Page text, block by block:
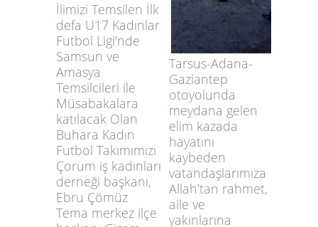
İlimizi Temsilen İlk
defa U17 Kadınlar
Futbol Ligi'nde
Samsun ve
Amasya
Temsilcileri ile
Müsabakalara
katılacak Olan
Buhara Kadın
Futbol Takımımızı
Çorum iş kadınları
derneği başkanı,
Ebru Çömüz
Tema merkez ilçe
Tarsus-Adana-
Gaziantep
otoyolunda
meydana gelen
elim kazada
hayatını
kaybeden
vatandaşlarımıza
Allah’tan rahmet,
aile ve
yakınlarına